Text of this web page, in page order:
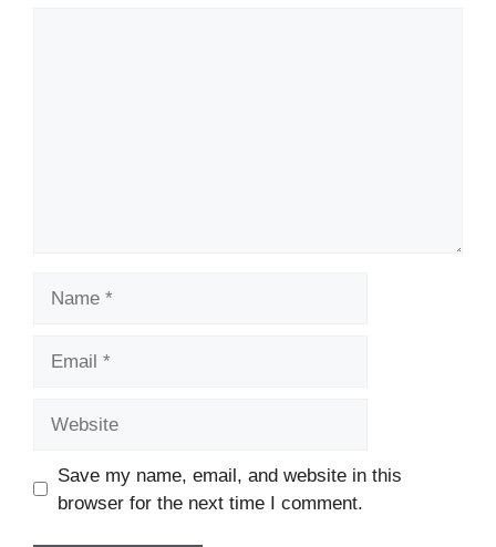
Save my name, email, and website in this
browser for the next time I comment.